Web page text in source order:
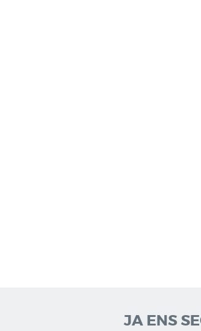
JA ENS